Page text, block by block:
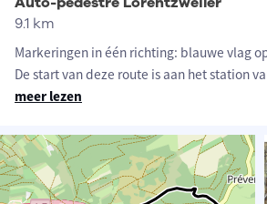
9.1 km
Markeringen in één richting: blauwe vlag
De start van deze route is aan het station
meer lezen